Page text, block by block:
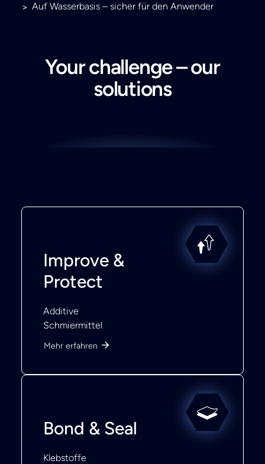
Auf Wasserbasis – sicher für den Anwender
Your challenge – our
solutions
Improve &
Protect
Additive
Schmiermittel
Mehr erfahren
Bond & Seal
Klebstoffe